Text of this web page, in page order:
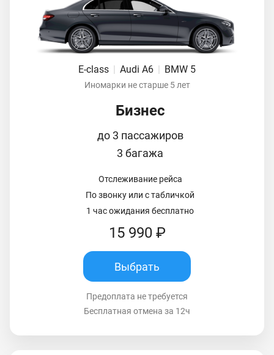
E-class | Audi A6 | BMW 5
Иномарки не старше 5 лет
Бизнес
до 3 пассажиров
3 багажа
Отслеживание рейса
По звонку или с табличкой
1 час ожидания бесплатно
15 990 ₽
Выбрать
Предоплата не требуется
Бесплатная отмена за 12ч